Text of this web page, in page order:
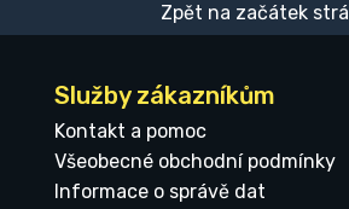
Zpět na začátek
Služby zákazníkům
Kontakt a pomoc
Všeobecné obchodní podmínky
Informace o správě dat